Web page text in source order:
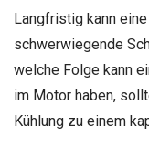
Langfristig kann
schwerwiegende
welche Folge kann
im Motor haben,
Kühlung zu einem